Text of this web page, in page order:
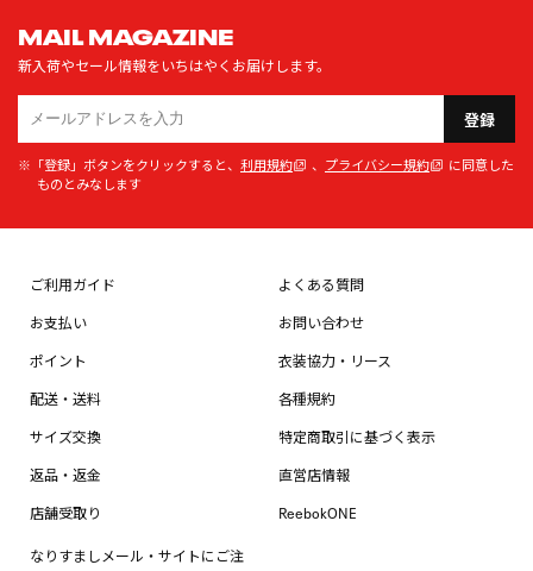
MAIL MAGAZINE
新入荷やセール情報をいちはやくお届けします。
登録
※「登録」ボタンをクリックすると、 利用規約 、 プライバシー規約
に同意した
ものとみなします
ご利用ガイド
お支払い
ポイント
配送・送料
サイズ交換
返品・返金
店舗受取り
なりすましメール・サイトにご注
よくある質問
お問い合わせ
衣装協力・リース
各種規約
特定商取引に基づく表示
直営店情報
ReebokONE